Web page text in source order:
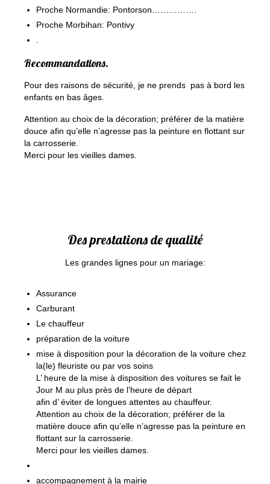
Proche Normandie: Pontorson…………….
Proche Morbihan: Pontivy
Recommandations.
Pour des raisons de sécurité, je ne prends pas à bord les
enfants en bas âges.
Attention au choix de la décoration; préférer de la matière
douce afin qu’elle n’agresse pas la peinture en flottant sur
la carrosserie.
Merci pour les vieilles dames.
Des prestations de qualité
Les grandes lignes pour un mariage:
Assurance
Carburant
Le chauffeur
préparation de la voiture
mise à disposition pour la décoration de la voiture chez
la(le) fleuriste ou par vos soins
L’ heure de la mise à disposition des voitures se fait le
Jour M au plus près de l’heure de départ
afin d’ éviter de longues attentes au chauffeur.
Attention au choix de la décoration; préférer de la
matière douce afin qu’elle n’agresse pas la peinture en
flottant sur la carrosserie.
Merci pour les vieilles dames.
accompagnement à la mairie